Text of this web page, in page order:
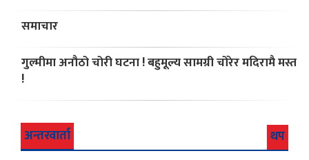
समाचार
गुल्मीमा अनौठो चोरी घटना ! बहुमूल्य सामग्री चोरेर मदिरामै मस्त
!
अन्तरवार्ता थप